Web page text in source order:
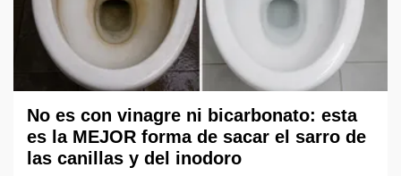
No es con vinagre ni bicarbonato: esta
es la MEJOR forma de sacar el sarro de
las canillas y del inodoro